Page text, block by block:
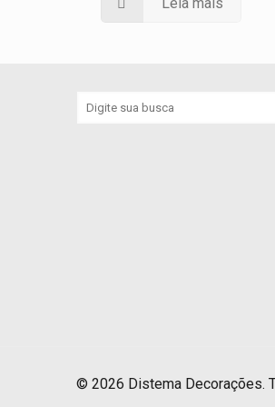
© 2026 Distema Decorações.